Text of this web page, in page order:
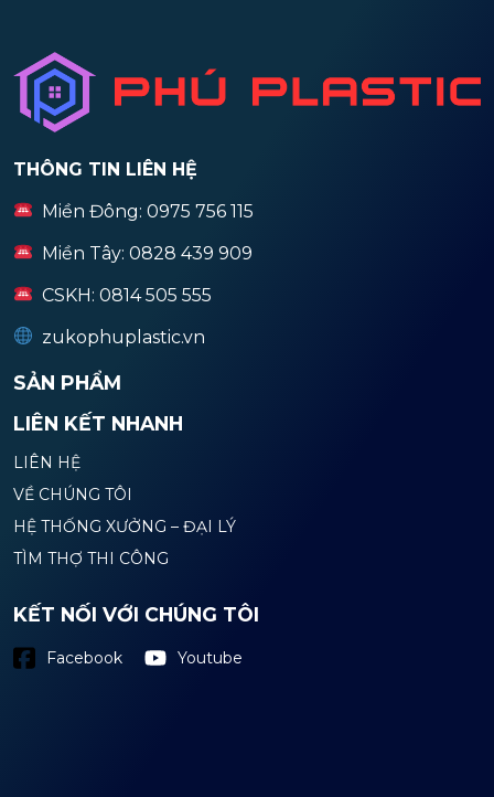
THÔNG TIN LIÊN HỆ
Miền Đông: 0975 756 115
Miền Tây: 0828 439 909
CSKH: 0814 505 555
zukophuplastic.vn
SẢN PHẨM
LIÊN KẾT NHANH
LIÊN HỆ
VỀ CHÚNG TÔI
HỆ THỐNG XƯỞNG – ĐẠI LÝ
TÌM THỢ THI CÔNG
KẾT NỐI VỚI CHÚNG TÔI
Facebook Youtube